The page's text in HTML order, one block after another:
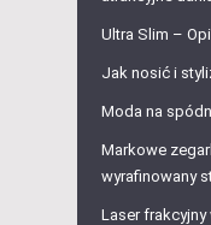
Ultra Slim –
Jak nosić i
Moda na
Markowe
wyrafinowany
Laser